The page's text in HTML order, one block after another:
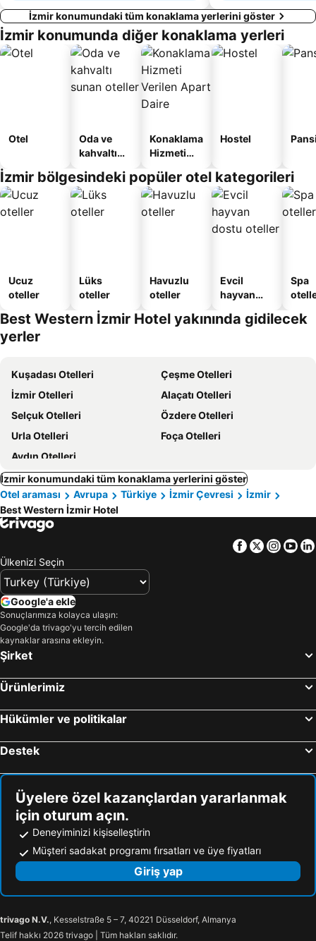
İzmir konumundaki tüm konaklama yerlerini göster
İzmir konumunda diğer konaklama yerleri
Otel
Oda ve
kahvaltı
oteller
Konaklama
Hizmeti
Apart
Daire
Hostel
İzmir bölgesindeki popüler otel kategorileri
Ucuz
oteller
Lüks
oteller
Havuzlu
oteller
Evcil
hayvan
oteller
Spa
Best Western İzmir Hotel yakınında gidilecek
yerler
Kuşadası Otelleri
Çeşme Otelleri
İzmir Otelleri
Alaçatı Otelleri
Selçuk Otelleri
Özdere Otelleri
Urla Otelleri
Foça Otelleri
Aydın Otelleri
İzmir konumundaki tüm konaklama yerlerini göster
Otel araması
Avrupa Türkiye İzmir Çevresi
İzmir
Best Western İzmir Hotel
Facebook
Twitter
Ülkenizi Seçin
Google'a ekle
Sonuçlarımıza kolayca ulaşın:
Google'da trivago'yu tercih edilen
kaynaklar arasına ekleyin.
Şirket
Ürünlerimiz
Hükümler ve politikalar
Destek
Üyelere özel kazançlardan yararlanmak
için oturum açın.
Deneyiminizi kişiselleştirin
Müşteri sadakat programı fırsatları ve üye fiyatları
Giriş yap
trivago N.V., Kesselstraße 5 – 7, 40221 Düsseldorf, Almanya
Telif hakkı 2026 trivago | Tüm hakları saklıdır.